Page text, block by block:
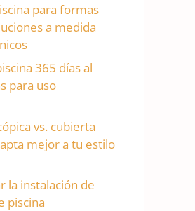
para formas
a medida
365 días al
para uso
vs. cubierta
mejor a tu estilo
la instalación de
piscina